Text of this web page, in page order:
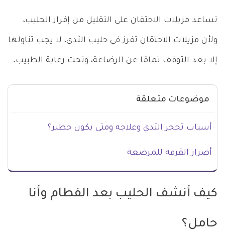
تساعد مزيلات الاحتقان على التقليل من إفراز الحليب،
ولأن مزيلات الاحتقان تفرز في حليب الثدي، لا يجب تناولها
إلا بعد التوقف تمامًا عن الرضاعة، وتحت رعاية الطبيب.
موضوعات متعلقة
أسباب تحجر الثدي وعلاجه ومتى يكون خطير؟
أضرار القرفة للمرضعة
كيف أنشف الحليب بعد الفطام وأنا
حامل؟